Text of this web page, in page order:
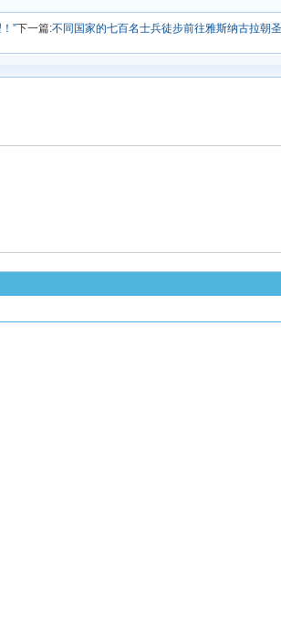
”下一篇:不同国家的七百名士兵徒步前往雅斯纳古拉朝